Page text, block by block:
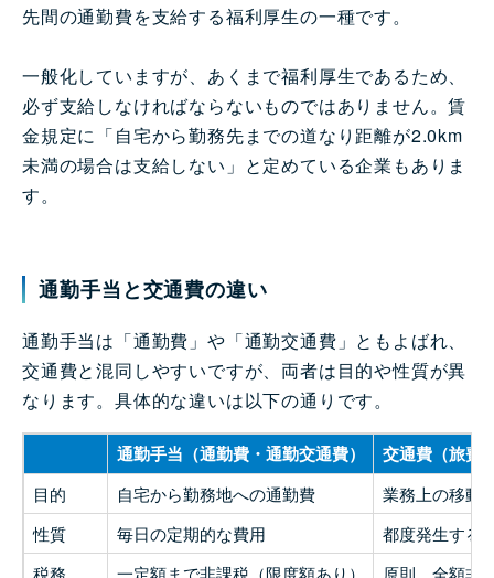
先間の通勤費を支給する福利厚生の一種です。
一般化していますが、あくまで福利厚生であるため、
必ず支給しなければならないものではありません。賃
金規定に「自宅から勤務先までの道なり距離が2.0km
未満の場合は支給しない」と定めている企業もありま
す。
通勤手当と交通費の違い
通勤手当は「通勤費」や「通勤交通費」ともよばれ、
交通費と混同しやすいですが、両者は目的や性質が異
なります。具体的な違いは以下の通りです。
通勤手当（通勤費・通勤交通費） 交通費（旅費
目的 自宅から勤務地への通勤費
業務上の移動
性質
毎日の定期的な費用
都度発生する
税務
一定額まで非課税（限度額あり）
原則、全額非